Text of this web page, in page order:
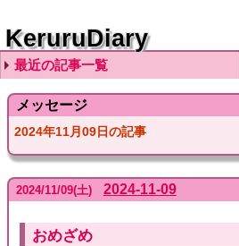
KeruruDiary
最近の記事一覧
2026-08-06
2026-08-05
2026-08-04
2026-08-03
2026-08-02
メッセージ
2024年11月09日の記事
2024/11/09(土) 2024-11-09
おめざめ